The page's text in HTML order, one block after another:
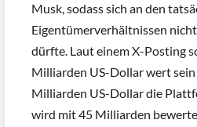
Musk, sodass sich an den
Eigentümerverhältnissen
dürfte. Laut einem X-Posting
Milliarden US-Dollar wert
Milliarden US-Dollar die
wird mit 45 Milliarden